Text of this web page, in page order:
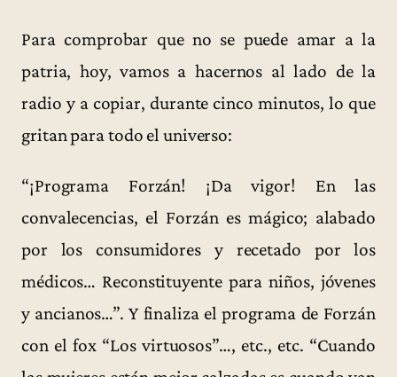
Para comprobar que no se puede amar a la
patria, hoy, vamos a hacernos al lado de la
radio y a copiar, durante cinco minutos, lo que
gritan para todo el universo:
“¡Programa Forzán! ¡Da vigor! En las
convalecencias, el Forzán es mágico; alabado
por los consumidores y recetado por los
médicos… Reconstituyente para niños, jóvenes
y ancianos…”. Y finaliza el programa de Forzán
con el fox “Los virtuosos”…, etc., etc. “Cuando